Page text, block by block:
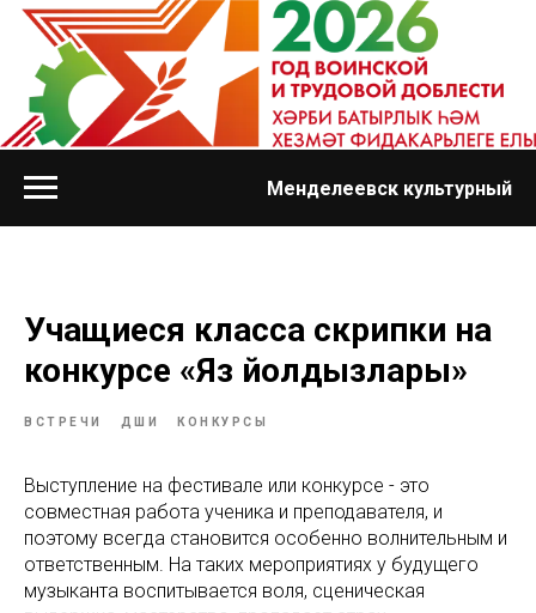
Менделеевск культурный
Учащиеся класса скрипки на
конкурсе «Яз йолдызлары»
ВСТРЕЧИ ДШИ КОНКУРСЫ
Выступление на фестивале или конкурсе - это
совместная работа ученика и преподавателя, и
поэтому всегда становится особенно волнительным и
ответственным. На таких мероприятиях у будущего
музыканта воспитывается воля, сценическая